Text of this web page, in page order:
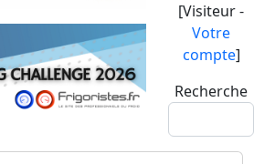
[Visiteur -
Votre
compte]
Recherche